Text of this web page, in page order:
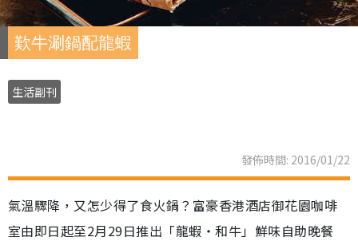
歎牛涮鍋配龍蝦
生活副刊
發佈時間: 2016/01/22
氣溫驟降，又怎少得了食火鍋？富豪香港酒店御花園咖啡
室由即日起至2月29日推出「龍蝦‧和牛」鮮味自助晚餐